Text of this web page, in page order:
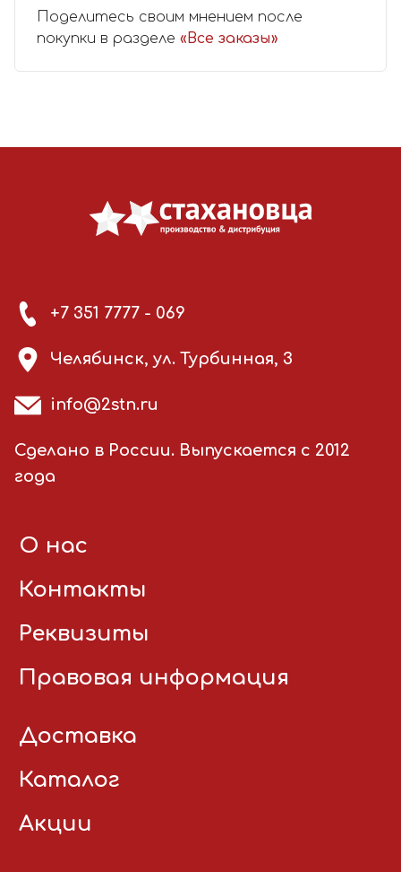
Поделитесь своим мнением после
покупки в разделе «Все заказы»
+7 351 7777 - 069
Челябинск, ул. Турбинная, 3
info@2stn.ru
Сделано в России. Выпускается с 2012
года
О нас
Контакты
Реквизиты
Правовая информация
Доставка
Каталог
Акции